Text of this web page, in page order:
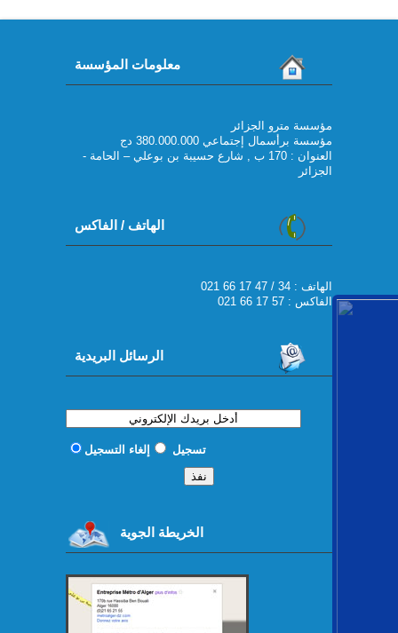
معلومات المؤسسة
مؤسسة مترو الجزائر
مؤسسة برأسمال إجتماعي 380.000.000 دج
العنوان : 170 ب , شارع حسيبة بن بوعلي – الحامة -
الجزائر
الهاتف / الفاكس
021 66 17 47 / 34 : الهاتف
الفاكس : 57 17 66 021
الرسائل البريدية
تسجيل إلغاء التسجيل
الخريطة الجوية